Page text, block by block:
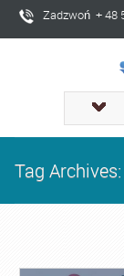
Zadzwoń + 48
Tag